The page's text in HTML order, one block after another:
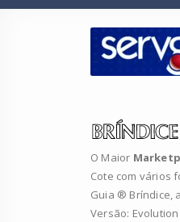
O Maior
Cote com vários
Guia ® Bríndice,
Versão: Evolution